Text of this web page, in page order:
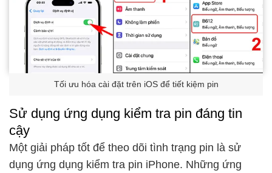
Tối ưu hóa cài đặt trên iOS để tiết kiệm pin
Sử dụng ứng dụng kiểm tra pin đáng tin
cậy
Một giải pháp tốt để theo dõi tình trạng pin là sử
dụng ứng dụng kiểm tra pin iPhone. Những ứng